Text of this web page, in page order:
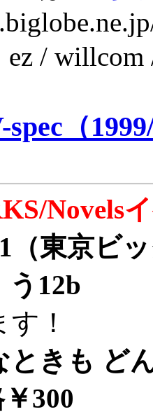
ez /
（
Novels
（東京ビ
う12b
！
ときも ど
300